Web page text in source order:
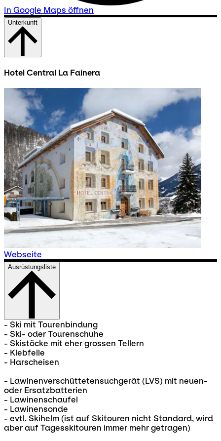
In Google Maps öffnen
Unterkunft
Hotel Central La Fainera
Webseite
Ausrüstungsliste
- Ski mit Tourenbindung
- Ski- oder Tourenschuhe
- Skistöcke mit eher grossen Tellern
- Klebfelle
- Harscheisen
- Lawinenverschüttetensuchgerät (LVS) mit neuen-
oder Ersatzbatterien
- Lawinenschaufel
- Lawinensonde
- evtl. Skihelm (ist auf Skitouren nicht Standard, wird
aber auf Tagesskitouren immer mehr getragen)